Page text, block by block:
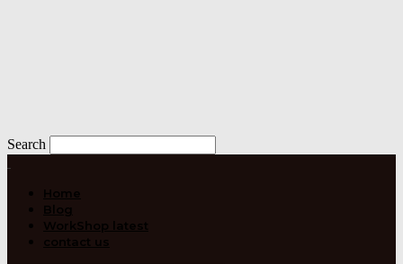
Search
Home
Blog
WorkShop latest
contact us